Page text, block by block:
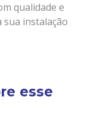
qualidade e
sua instalação
esse